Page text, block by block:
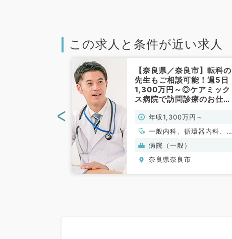
この求人と条件が近い求人
【奈良県／奈良市】転科の
先生もご相談可能！週5日
1,300万円～◎ケアミック
ス病院で訪問診療のお仕事
年収1,300万円～
一般内科、循環器内科、呼
吸器内科、消化器内科、内
分泌・代謝内科
病院（一般）
奈良県奈良市
<